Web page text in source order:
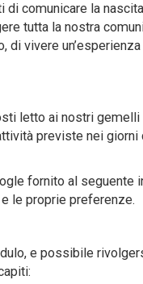
di comunicare la
tutta la nostra
di vivere
letto ai nostri
previste nei giorni
fornito al seguente
le proprie preferenze.
e possibile